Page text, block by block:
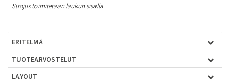
Suojus toimitetaan laukun sisällä.
ERITELMÄ
TUOTEARVOSTELUT
LAYOUT